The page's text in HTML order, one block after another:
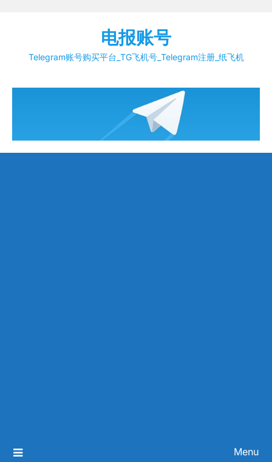
电报账号
Telegram账号购买平台_TG飞机号_Telegram注册_纸飞机
Menu